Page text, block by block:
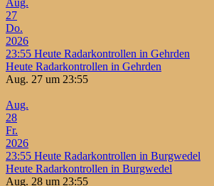
27
Do.
2026
23:55 Heute Radarkontrollen in Gehrden
Heute Radarkontrollen in Gehrden
Aug. 27 um 23:55
Aug.
28
Fr.
2026
23:55 Heute Radarkontrollen in Burgwedel
Heute Radarkontrollen in Burgwedel
Aug. 28 um 23:55